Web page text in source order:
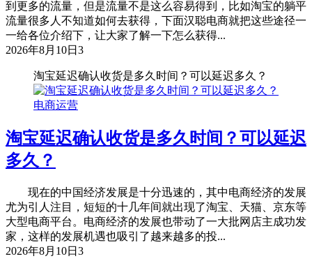
到更多的流量，但是流量不是这么容易得到，比如淘宝的躺平
流量很多人不知道如何去获得，下面汉聪电商就把这些途径一
一给各位介绍下，让大家了解一下怎么获得...
2026年8月10日 3
淘宝延迟确认收货是多久时间？可以延迟多久？
电商运营
淘宝延迟确认收货是多久时间？可以延迟
多久？
现在的中国经济发展是十分迅速的，其中电商经济的发展
尤为引人注目，短短的十几年间就出现了淘宝、天猫、京东等
大型电商平台。电商经济的发展也带动了一大批网店主成功发
家，这样的发展机遇也吸引了越来越多的投...
2026年8月10日 3